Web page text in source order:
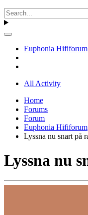
Euphonia Hififorum
All Activity
Home
Forums
Forum
Euphonia Hififorum
Lyssna nu snart på
Lyssna nu